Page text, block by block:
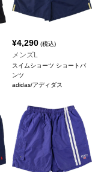
¥4,290 (税込)
メンズL
スイムショーツ ショートパ
ンツ
adidas/アディダス